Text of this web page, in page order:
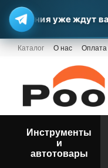
уже ждут вас!
Перейти к основному
Каталог О нас Оплата
Инструменты
и
автотовары